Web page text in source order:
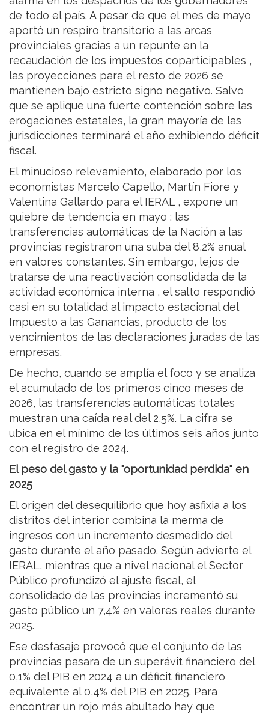
de todo el país. A pesar de que el mes de mayo
aportó un respiro transitorio a las arcas
provinciales gracias a un repunte en la
recaudación de los impuestos coparticipables ,
las proyecciones para el resto de 2026 se
mantienen bajo estricto signo negativo. Salvo
que se aplique una fuerte contención sobre las
erogaciones estatales, la gran mayoría de las
jurisdicciones terminará el año exhibiendo déficit
fiscal.
El minucioso relevamiento, elaborado por los
economistas Marcelo Capello, Martín Fiore y
Valentina Gallardo para el IERAL , expone un
quiebre de tendencia en mayo : las
transferencias automáticas de la Nación a las
provincias registraron una suba del 8,2% anual
en valores constantes. Sin embargo, lejos de
tratarse de una reactivación consolidada de la
actividad económica interna , el salto respondió
casi en su totalidad al impacto estacional del
Impuesto a las Ganancias, producto de los
vencimientos de las declaraciones juradas de las
empresas.
De hecho, cuando se amplía el foco y se analiza
el acumulado de los primeros cinco meses de
2026, las transferencias automáticas totales
muestran una caída real del 2,5%. La cifra se
ubica en el mínimo de los últimos seis años junto
con el registro de 2024.
El peso del gasto y la "oportunidad perdida" en
2025
El origen del desequilibrio que hoy asfixia a los
distritos del interior combina la merma de
ingresos con un incremento desmedido del
gasto durante el año pasado. Según advierte el
IERAL, mientras que a nivel nacional el Sector
Público profundizó el ajuste fiscal, el
consolidado de las provincias incrementó su
gasto público un 7,4% en valores reales durante
2025.
Ese desfasaje provocó que el conjunto de las
provincias pasara de un superávit financiero del
0,1% del PIB en 2024 a un déficit financiero
equivalente al 0,4% del PIB en 2025. Para
encontrar un rojo más abultado hay que